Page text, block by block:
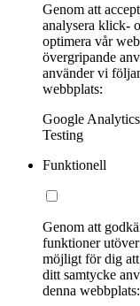
Genom att
analysera klick-
optimera vår
övergripande
använder vi
webbplats:
Google
Testing
Funktionell
Genom att
funktioner
möjligt för dig
ditt samtycke
denna webbplats: